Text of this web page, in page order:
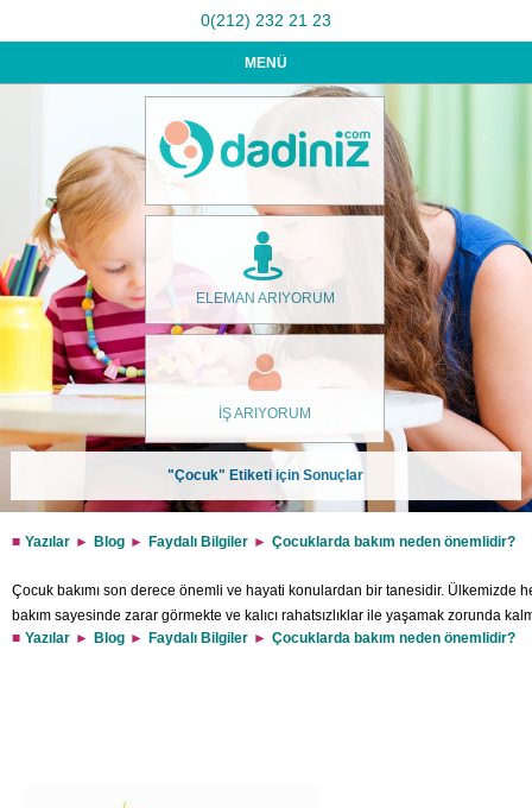
0(212) 232 21 23
MENÜ
ELEMAN ARIYORUM
İŞ ARIYORUM
"Çocuk" Etiketi için Sonuçlar
Yazılar Blog Faydalı Bilgiler Çocuklarda bakım neden önemlidir?
Çocuk bakımı son derece önemli ve hayati konulardan bir tanesidir. Ülkemizde
bakım sayesinde zarar görmekte ve kalıcı rahatsızlıklar ile yaşamak zorunda
Çocuklarda bakım sağlık problemlerinden dolayı önemlidir. Çocuk bakımı son
Yazılar Blog Faydalı Bilgiler Çocuklarda bakım neden önemlidir?